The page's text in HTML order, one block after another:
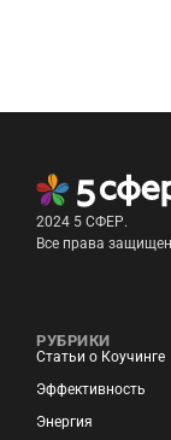
2024 5 СФЕР.
Все права
РУБРИКИ
Статьи о Коучинге
Эффективность
Энергия